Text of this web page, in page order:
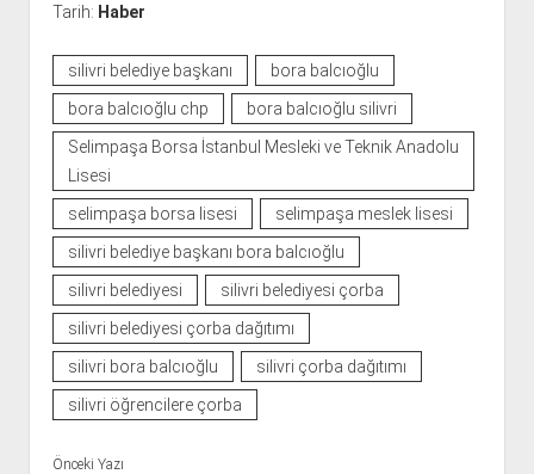
Tarih: Haber
silivri belediye başkanı
bora balcıoğlu
bora balcıoğlu chp
bora balcıoğlu silivri
Selimpaşa Borsa İstanbul Mesleki ve Teknik Anadolu
Lisesi
selimpaşa borsa lisesi
selimpaşa meslek lisesi
silivri belediye başkanı bora balcıoğlu
silivri belediyesi
silivri belediyesi çorba
silivri belediyesi çorba dağıtımı
silivri bora balcıoğlu
silivri çorba dağıtımı
silivri öğrencilere çorba
Önceki Yazı